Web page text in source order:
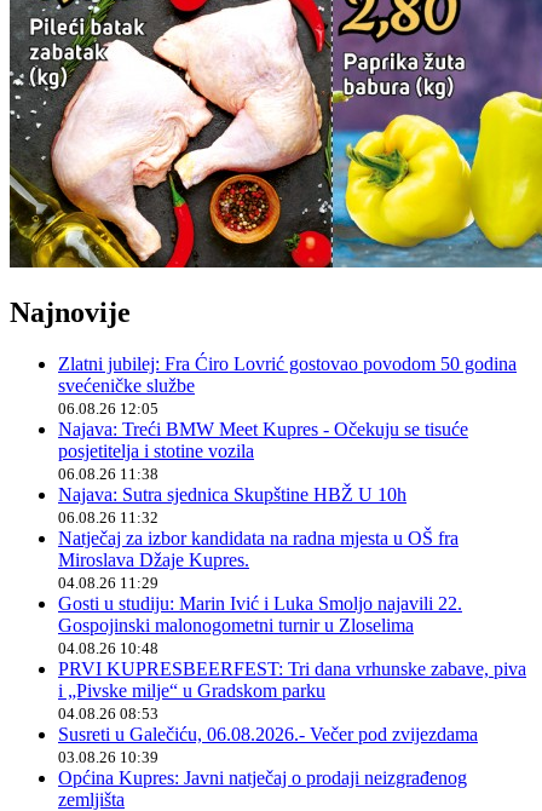
Najnovije
Zlatni jubilej: Fra Ćiro Lovrić gostovao povodom 50 godina
svećeničke službe
06.08.26 12:05
Najava: Treći BMW Meet Kupres - Očekuju se tisuće
posjetitelja i stotine vozila
06.08.26 11:38
Najava: Sutra sjednica Skupštine HBŽ U 10h
06.08.26 11:32
Natječaj za izbor kandidata na radna mjesta u OŠ fra
Miroslava Džaje Kupres.
04.08.26 11:29
Gosti u studiju: Marin Ivić i Luka Smoljo najavili 22.
Gospojinski malonogometni turnir u Zloselima
04.08.26 10:48
PRVI KUPRESBEERFEST: Tri dana vrhunske zabave, piva
i „Pivske milje“ u Gradskom parku
04.08.26 08:53
Susreti u Galečiću, 06.08.2026.- Večer pod zvijezdama
03.08.26 10:39
Općina Kupres: Javni natječaj o prodaji neizgrađenog
zemljišta